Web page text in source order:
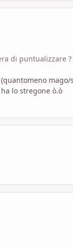
di puntualizzare ?
lo stregone ò.ò